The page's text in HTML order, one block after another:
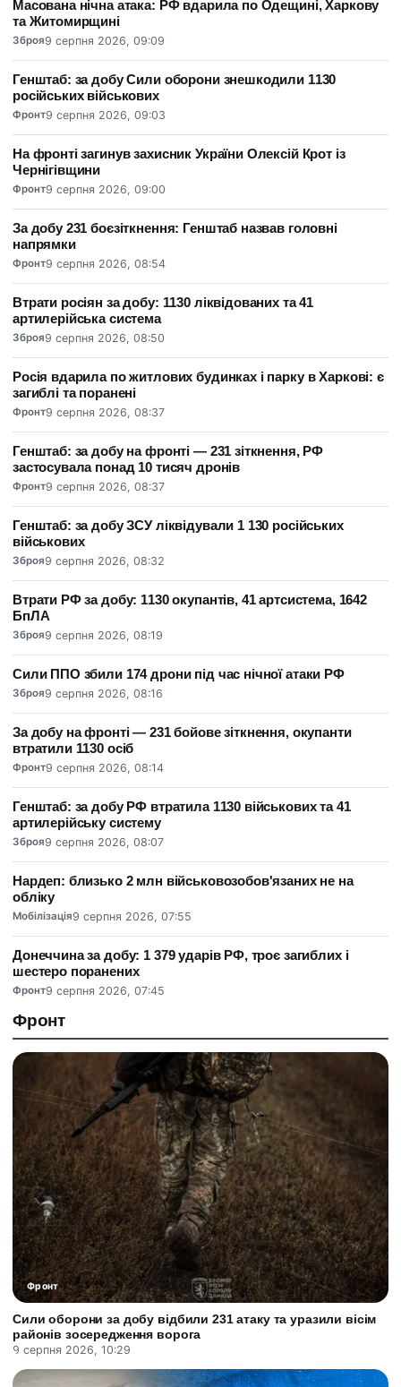
Масована нічна атака: РФ вдарила по Одещині, Харкову
та Житомирщині
Зброя9 серпня 2026, 09:09
Генштаб: за добу Сили оборони знешкодили 1130
російських військових
Фронт9 серпня 2026, 09:03
На фронті загинув захисник України Олексій Крот із
Чернігівщини
Фронт9 серпня 2026, 09:00
За добу 231 боєзіткнення: Генштаб назвав головні
напрямки
Фронт9 серпня 2026, 08:54
Втрати росіян за добу: 1130 ліквідованих та 41
артилерійська система
Зброя9 серпня 2026, 08:50
Росія вдарила по житлових будинках і парку в Харкові: є
загиблі та поранені
Фронт9 серпня 2026, 08:37
Генштаб: за добу на фронті — 231 зіткнення, РФ
застосувала понад 10 тисяч дронів
Фронт9 серпня 2026, 08:37
Генштаб: за добу ЗСУ ліквідували 1 130 російських
військових
Зброя9 серпня 2026, 08:32
Втрати РФ за добу: 1130 окупантів, 41 артсистема, 1642
БпЛА
Зброя9 серпня 2026, 08:19
Сили ППО збили 174 дрони під час нічної атаки РФ
Зброя9 серпня 2026, 08:16
За добу на фронті — 231 бойове зіткнення, окупанти
втратили 1130 осіб
Фронт9 серпня 2026, 08:14
Генштаб: за добу РФ втратила 1130 військових та 41
артилерійську систему
Зброя9 серпня 2026, 08:07
Нардеп: близько 2 млн військовозобов'язаних не на
обліку
Мобілізація9 серпня 2026, 07:55
Донеччина за добу: 1 379 ударів РФ, троє загиблих і
шестеро поранених
Фронт9 серпня 2026, 07:45
Фронт
Фронт
Сили оборони за добу відбили 231 атаку та уразили вісім
районів зосередження ворога
9 серпня 2026, 10:29